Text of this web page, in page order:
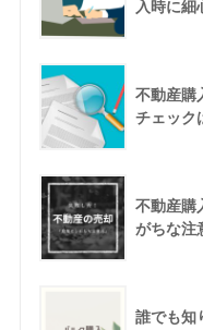
入時に細
不動産購
チェック
不動産購
がちな注
誰でも知